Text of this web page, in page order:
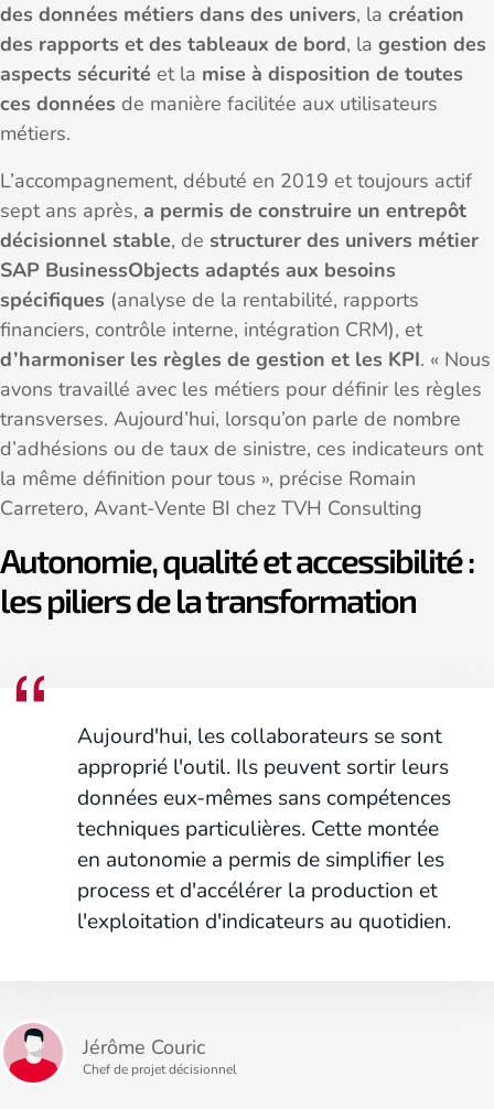
des données métiers dans des univers, la création
des rapports et des tableaux de bord, la gestion des
aspects sécurité et la mise à disposition de toutes
ces données de manière facilitée aux utilisateurs
métiers.
L’accompagnement, débuté en 2019 et toujours actif
sept ans après, a permis de construire un entrepôt
décisionnel stable, de structurer des univers métier
SAP BusinessObjects adaptés aux besoins
spécifiques (analyse de la rentabilité, rapports
financiers, contrôle interne, intégration CRM), et
d’harmoniser les règles de gestion et les KPI. « Nous
avons travaillé avec les métiers pour définir les règles
transverses. Aujourd’hui, lorsqu’on parle de nombre
d’adhésions ou de taux de sinistre, ces indicateurs ont
la même définition pour tous », précise Romain
Carretero, Avant-Vente BI chez TVH Consulting
Autonomie, qualité et accessibilité :
les piliers de la transformation
Aujourd'hui, les collaborateurs se sont
approprié l'outil. Ils peuvent sortir leurs
données eux-mêmes sans compétences
techniques particulières. Cette montée
en autonomie a permis de simplifier les
process et d'accélérer la production et
l'exploitation d'indicateurs au quotidien.
Jérôme Couric
Chef de projet décisionnel